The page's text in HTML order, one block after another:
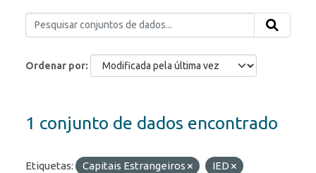
Ordenar por
1 conjunto de dados encontrado
Etiquetas: Capitais Estrangeiros
IED